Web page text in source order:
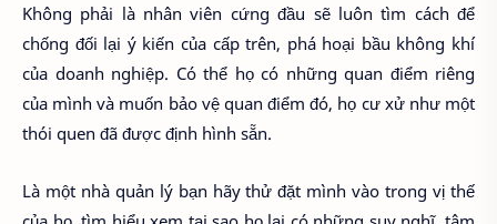
Không phải là nhân viên cứng đầu sẽ luôn tìm cách để
chống đối lại ý kiến của cấp trên, phá hoại bầu không khí
của doanh nghiệp. Có thể họ có những quan điểm riêng
của mình và muốn bảo vệ quan điểm đó, họ cư xử như một
thói quen đã được định hình sẵn.
Là một nhà quản lý bạn hãy thử đặt mình vào trong vị thế